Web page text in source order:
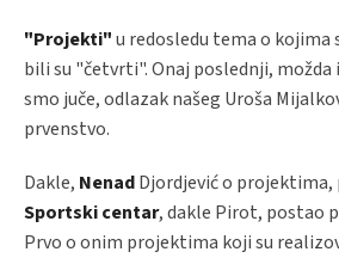
"Projekti"u redosledu tema o kojima
bili su "četvrti". Onaj poslednji,
smo juče, odlazak našeg Uroša
prvenstvo.
Dakle, NenadDjordjević o projektima,
Sportski centar, dakle Pirot, postao
Prvo o onim projektima koji su